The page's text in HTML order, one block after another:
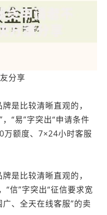
分享
是比较清晰直观的，
“易”字突出“申请条件
万额度、7×24小时客服
是比较清晰直观的，
“信”字突出“征信要求宽
、全天在线客服”的卖